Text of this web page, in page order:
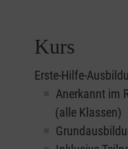
Kurs
Erste-Hilfe-
Anerkannt im
(alle Klassen)